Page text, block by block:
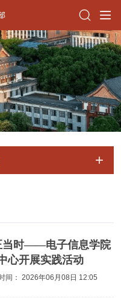
当时——电子信息学院
心开展实践活动
间： 2026年06月08日 12:05